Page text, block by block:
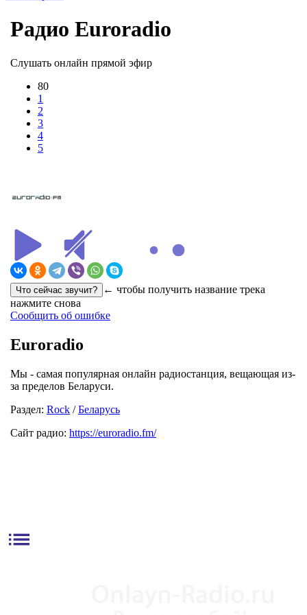
Радио Euroradio
Слушать онлайн прямой эфир
80
1
2
3
4
5
← чтобы получить название трека
нажмите снова
Сообщить об ошибке
Euroradio
Мы - самая популярная онлайн радиостанция, вещающая из-
за пределов Беларуси.
Раздел: Rock /Беларусь
Сайт радио: https://euroradio.fm/
list